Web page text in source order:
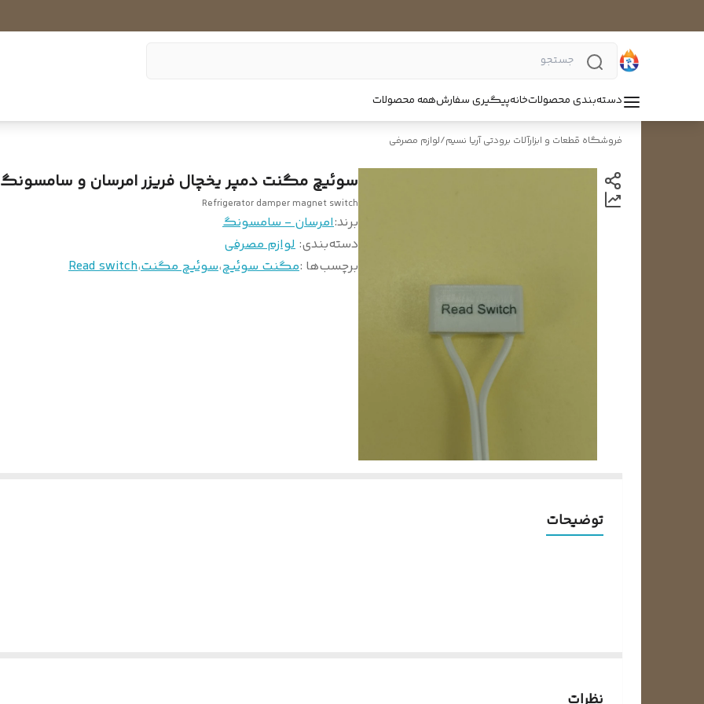
دسته‌بندی محصولاتخانهپیگیری سفارشهمه محصولات
فروشگاه قطعات و ابزارآلات برودتی آریا نسیم/لوازم مصرفی
سوئیچ مگنت دمپر یخچال فریزر امرسان و سامسونگ
Refrigerator damper magnet switch
برند:امرسان - سامسونگ
دسته‌بندی: لوازم مصرفی
برچسب‌ها :مگنت سوئیچ،سوئیچ مگنت،Read switch
توضیحات